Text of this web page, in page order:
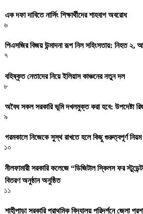
এক দফা দাবিতে নার্সিং শিক্ষার্থীদের শাহবাগ অবরোধ
৬
পিএসজির বিজয় উন্মাদনা রূপ নিল সহিংসতায়: নিহত
৭
বহিষ্কৃত নেতাদের নিয়ে ইলিয়াস কাঞ্চনের নতুন দল
৮
অবৈধ সকল সরকারি ভূমি দখলমুক্ত করা হবে: উপদেষ্টা
৯
গরমকালে নিজেকে সুস্থ রাখতে হলে কিছু গুরুত্বপূর্ণ নিয়ম
১০
নীলফামারী সরকারি কলেজে “ডিজিটাল স্কিলস ফর
বিতরণ অনুষ্ঠান অনুষ্ঠিত
১১
শাহীপাড়া সরকারি প্রাথমিক বিদ্যালয় পরিদর্শনে জেলা